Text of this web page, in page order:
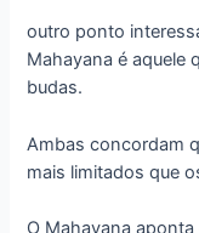
outro ponto
Mahayana é aquele
budas.
Ambas concordam
mais limitados que
O Mahayana